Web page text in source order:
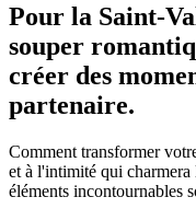
Pour la Saint-
souper
créer des
partenaire.
Comment transformer
et à l'intimité qui charmera
éléments incontournables